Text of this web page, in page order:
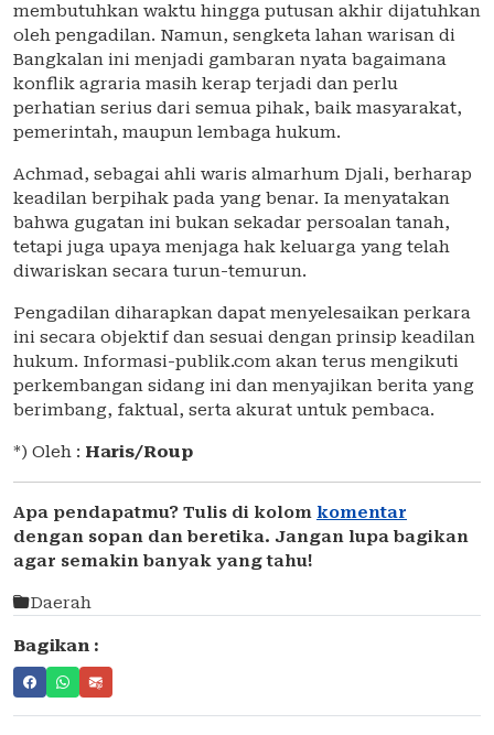
membutuhkan waktu hingga putusan akhir dijatuhkan
oleh pengadilan. Namun, sengketa lahan warisan di
Bangkalan ini menjadi gambaran nyata bagaimana
konflik agraria masih kerap terjadi dan perlu
perhatian serius dari semua pihak, baik masyarakat,
pemerintah, maupun lembaga hukum.
Achmad, sebagai ahli waris almarhum Djali, berharap
keadilan berpihak pada yang benar. Ia menyatakan
bahwa gugatan ini bukan sekadar persoalan tanah,
tetapi juga upaya menjaga hak keluarga yang telah
diwariskan secara turun-temurun.
Pengadilan diharapkan dapat menyelesaikan perkara
ini secara objektif dan sesuai dengan prinsip keadilan
hukum. Informasi-publik.com akan terus mengikuti
perkembangan sidang ini dan menyajikan berita yang
berimbang, faktual, serta akurat untuk pembaca.
*) Oleh : Haris/Roup
Apa pendapatmu? Tulis di kolom komentar
dengan sopan dan beretika. Jangan lupa bagikan
agar semakin banyak yang tahu!
Daerah
Bagikan :